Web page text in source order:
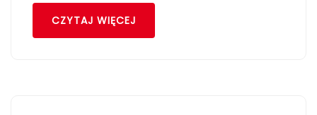
CZYTAJ WIĘCEJ